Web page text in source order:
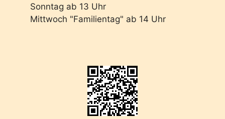
Sonntag ab 13 Uhr
Mittwoch "Familientag" ab 14 Uhr